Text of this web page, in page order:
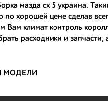
и невыробатанный ресурс, и
мазда сх 5 украина.
по хорошей цене сделав
Вам климат контроль
расходники и
МОДЕЛИ